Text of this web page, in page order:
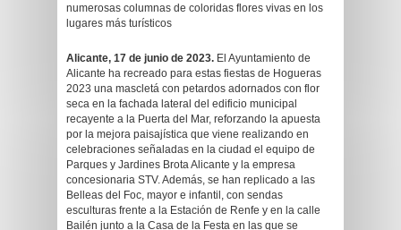
numerosas columnas de coloridas flores vivas en los
lugares más turísticos
Alicante, 17 de junio de 2023. El Ayuntamiento de
Alicante ha recreado para estas fiestas de Hogueras
2023 una mascletá con petardos adornados con flor
seca en la fachada lateral del edificio municipal
recayente a la Puerta del Mar, reforzando la apuesta
por la mejora paisajística que viene realizando en
celebraciones señaladas en la ciudad el equipo de
Parques y Jardines Brota Alicante y la empresa
concesionaria STV. Además, se han replicado a las
Belleas del Foc, mayor e infantil, con sendas
esculturas frente a la Estación de Renfe y en la calle
Bailén junto a la Casa de la Festa en las que se